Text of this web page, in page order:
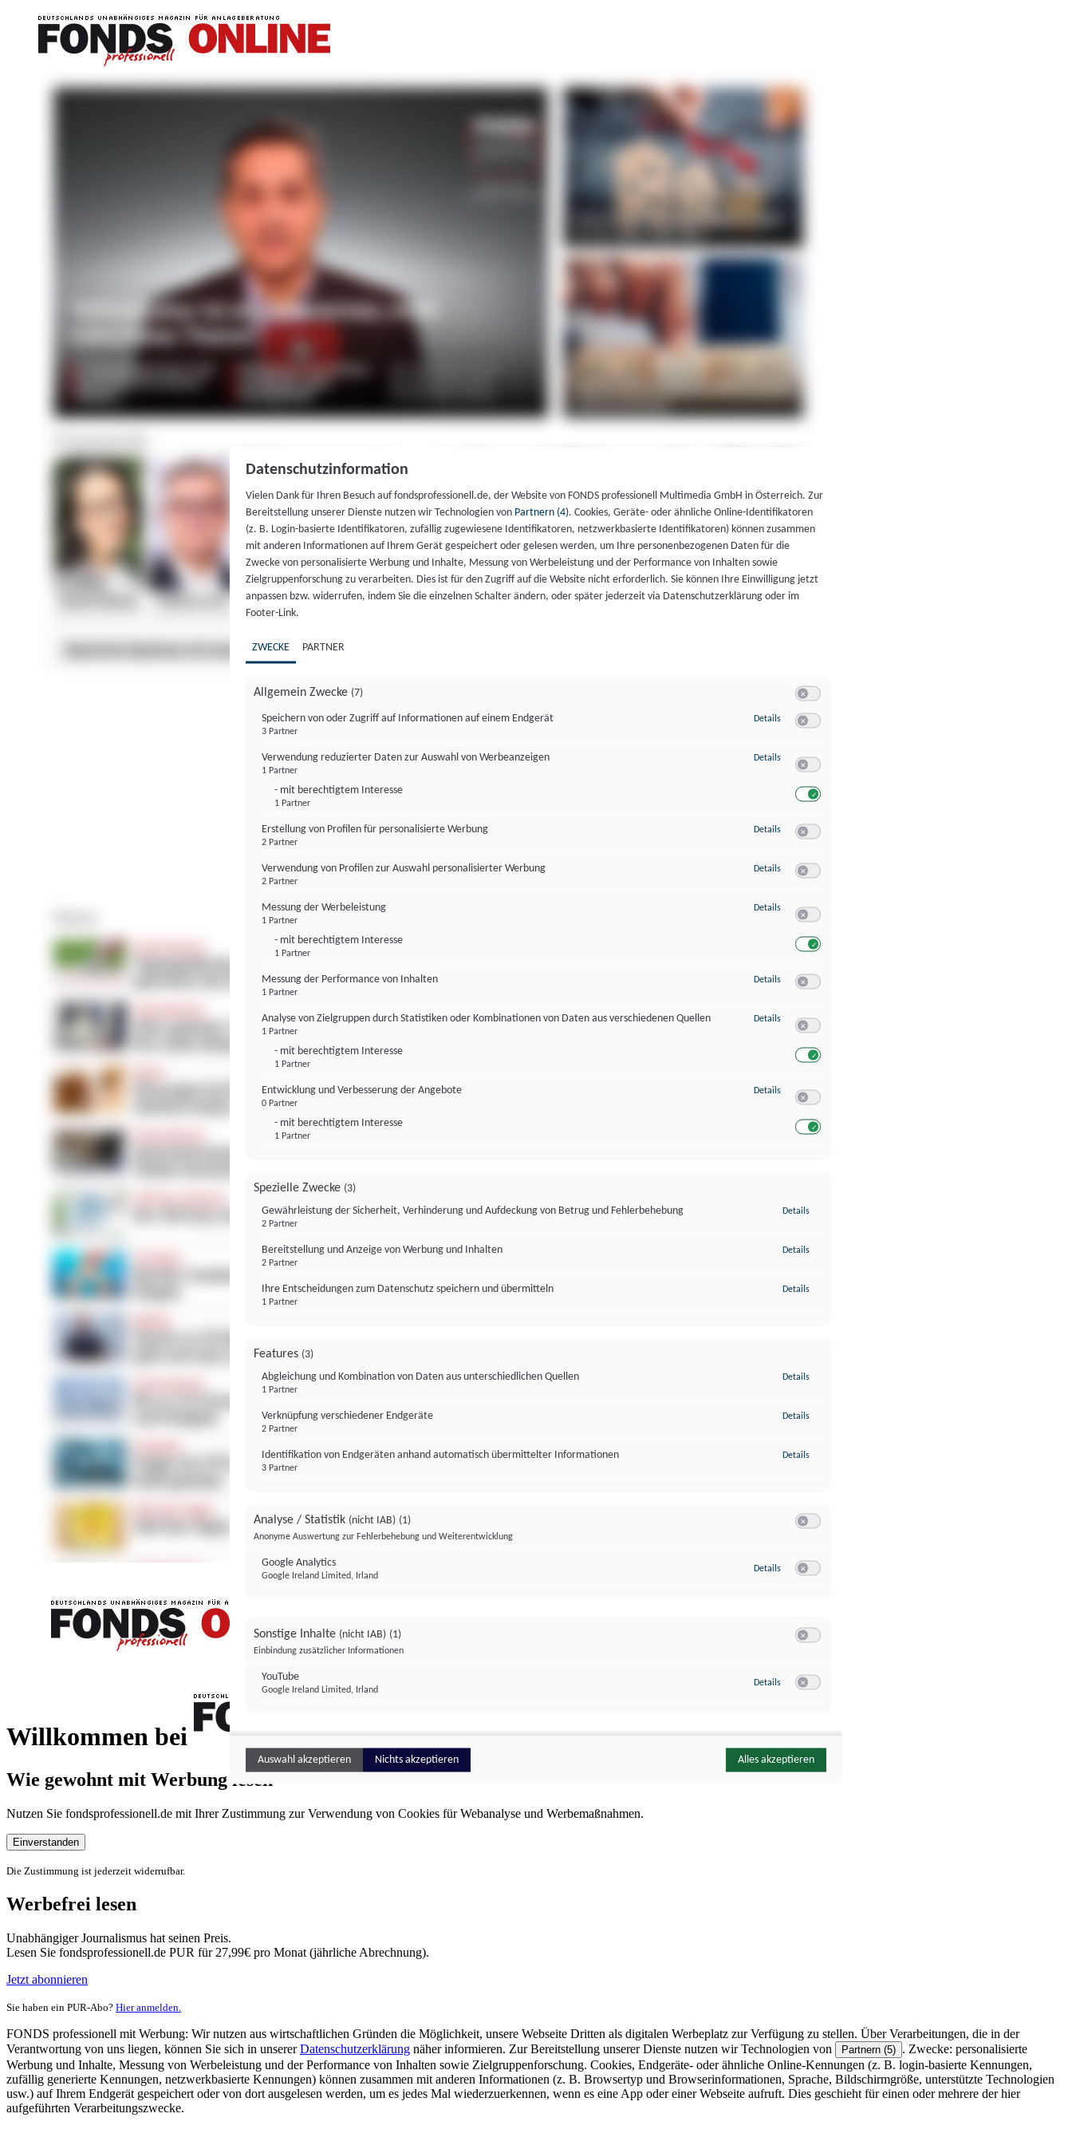
Willkommen bei
FONDS professionell
Wie gewohnt mit Werbung lesen
Nutzen Sie fondsprofessionell.de mit Ihrer Zustimmung zur Verwendung von Cookies für Webanalyse und Werbemaßnahmen.
Einverstanden
Die Zustimmung ist jederzeit widerrufbar.
Werbefrei lesen
Unabhängiger Journalismus hat seinen Preis.
Lesen Sie fondsprofessionell.de PUR für 27,99€ pro Monat (jährliche Abrechnung).
Jetzt abonnieren
Sie haben ein PUR-Abo? Hier anmelden.
FONDS professionell mit Werbung: Wir nutzen aus wirtschaftlichen Gründen die Möglichkeit, unsere Webseite Dritten als digitalen Werbeplatz zur Verfügung zu stellen. Über Verarbeitungen, die in der
Verantwortung von uns liegen, können Sie sich in unsererDatenschutzerklärung näher informieren. Zur Bereitstellung unserer Dienste nutzen wir Technologien von Partnern (5) . Zwecke: personalisierte
Werbung und Inhalte, Messung von Werbeleistung und der Performance von Inhalten sowie Zielgruppenforschung. Cookies, Endgeräte- oder ähnliche Online-Kennungen (z. B. login-basierte Kennungen,
zufällig generierte Kennungen, netzwerkbasierte Kennungen) können zusammen mit anderen Informationen (z. B. Browsertyp und Browserinformationen, Sprache, Bildschirmgröße, unterstützte Technologien
usw.) auf Ihrem Endgerät gespeichert oder von dort ausgelesen werden, um es jedes Mal wiederzuerkennen, wenn es eine App oder einer Webseite aufruft. Dies geschieht für einen oder mehrere der hier
aufgeführten Verarbeitungszwecke.
Datenschutzinformation
Vielen Dank für Ihren Besuch auf fondsprofessionell.de, der Website von FONDS professionell Multimedia GmbH in Österreich. Zur
Bereitstellung unserer Dienste nutzen wir Technologien von Partnern (4). Cookies, Geräte- oder ähnliche Online-Identifikatoren
(z. B. Login-basierte Identifikatoren, zufällig zugewiesene Identifikatoren, netzwerkbasierte Identifikatoren) können zusammen
mit anderen Informationen auf Ihrem Gerät gespeichert oder gelesen werden, um Ihre personenbezogenen Daten für die
Zwecke von personalisierte Werbung und Inhalte, Messung von Werbeleistung und der Performance von Inhalten sowie
Zielgruppenforschung zu verarbeiten. Dies ist für den Zugriff auf die Website nicht erforderlich. Sie können Ihre Einwilligung jetzt
anpassen bzw. widerrufen, indem Sie die einzelnen Schalter ändern, oder später jederzeit via Datenschutzerklärung oder im
Footer-Link.
ZWECKE PARTNER
Allgemein Zwecke (7)
Speichern von oder Zugriff auf Informationen auf einem Endgerät
3 Partner
Details zu Speichern von oder Zugriff auf Informationen auf einem Endgerät
Verwendung reduzierter Daten zur Auswahl von Werbeanzeigen
1 Partner
- mit berechtigtem Interesse
1 Partner
Details zu Verwendung reduzierter Daten zur Auswahl von Werbeanzeigen
Erstellung von Profilen für personalisierte Werbung
2 Partner
Details zu Erstellung von Profilen für personalisierte Werbung
Verwendung von Profilen zur Auswahl personalisierter Werbung
2 Partner
Details zu Verwendung von Profilen zur Auswahl personalisierter Werbung
Messung der Werbeleistung
1 Partner
- mit berechtigtem Interesse
1 Partner
Details zu Messung der Werbeleistung
Messung der Performance von Inhalten
1 Partner
Details zu Messung der Performance von Inhalten
Analyse von Zielgruppen durch Statistiken oder Kombinationen von Daten aus verschiedenen Quellen
1 Partner
- mit berechtigtem Interesse
1 Partner
Details zu Analyse von Zielgruppen durch Statistiken oder Kombinationen von
Entwicklung und Verbesserung der Angebote
0 Partner
- mit berechtigtem Interesse
1 Partner
Details zu Entwicklung und Verbesserung der Angebote
Spezielle Zwecke (3)
Gewährleistung der Sicherheit, Verhinderung und Aufdeckung von Betrug und Fehlerbehebung
2 Partner
Details
Bereitstellung und Anzeige von Werbung und Inhalten
2 Partner
Details
Ihre Entscheidungen zum Datenschutz speichern und übermitteln
1 Partner
Details
Features (3)
Abgleichung und Kombination von Daten aus unterschiedlichen Quellen
1 Partner
Details
Verknüpfung verschiedener Endgeräte
2 Partner
Details
Identifikation von Endgeräten anhand automatisch übermittelter Informationen
3 Partner
Details
Analyse / Statistik (nicht IAB) (1)
Anonyme Auswertung zur Fehlerbehebung und Weiterentwicklung
Google Analytics
Google Ireland Limited, Irland
Details zu Google Analytics
Sonstige Inhalte (nicht IAB) (1)
Einbindung zusätzlicher Informationen
YouTube
Google Ireland Limited, Irland
Details zu YouTube
Auswahl akzeptieren Nichts akzeptieren Alles akzeptieren